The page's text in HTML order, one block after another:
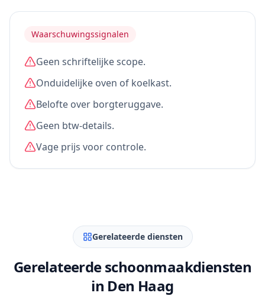
Waarschuwingssignalen
Geen schriftelijke scope.
Onduidelijke oven of koelkast.
Belofte over borgteruggave.
Geen btw-details.
Vage prijs voor controle.
Gerelateerde diensten
Gerelateerde schoonmaakdiensten
in Den Haag